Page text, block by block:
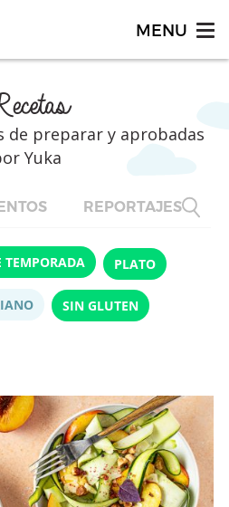
de preparar y aprobadas
Yuka
REPORTAJES
TEMPORADA PLATO
SIN GLUTEN